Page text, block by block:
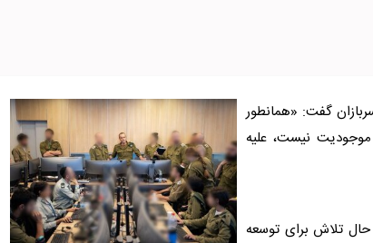
گفت: «همانطور
موجودیت نیست، علیه
حال تلاش برای توسعه